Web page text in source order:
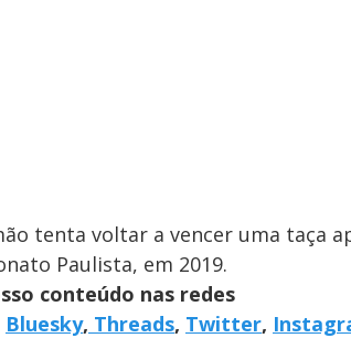
tenta voltar a vencer uma taça
Paulista, em 2019.
conteúdo nas redes
Bluesky, Threads, Twitter,